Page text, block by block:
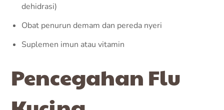
dehidrasi)
Obat penurun demam dan pereda nyeri
Suplemen imun atau vitamin
Pencegahan Flu